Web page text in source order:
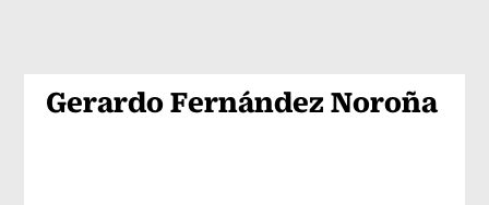
Gerardo Fernández Noroña